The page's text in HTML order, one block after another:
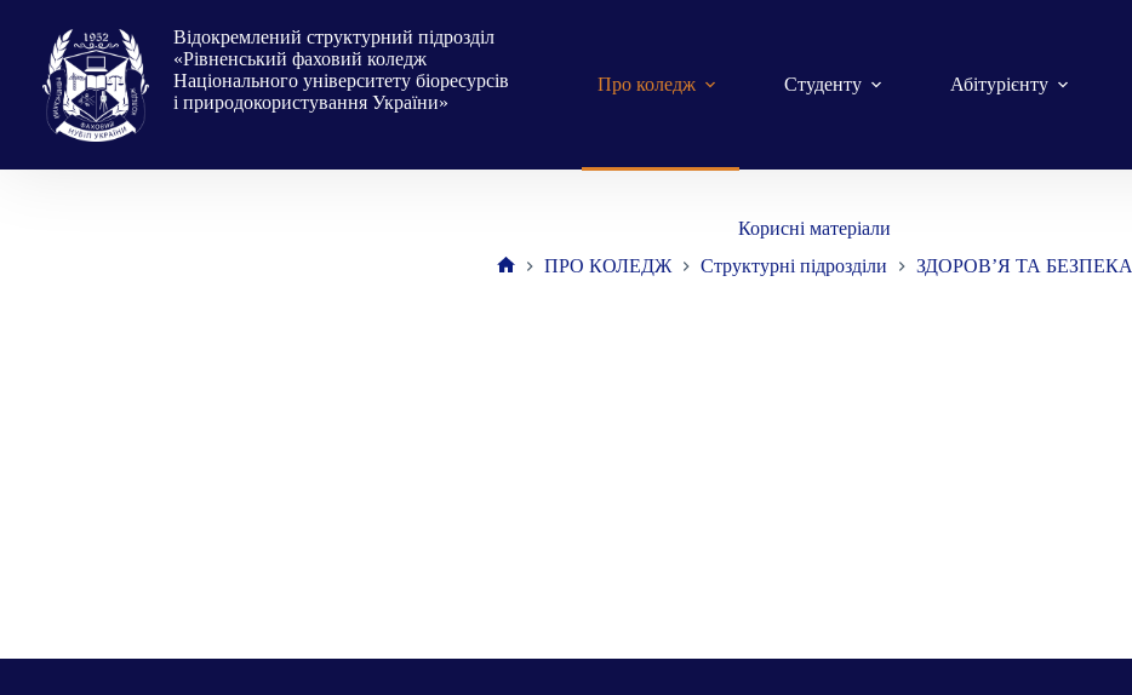
вмісту
Відокремлений структурний підрозділ
«Рівненський фаховий коледж
Національного університету біоресурсів
і природокористування України»
Про коледж Студенту Абітурієнту
Корисні матеріали
ПРО КОЛЕДЖ Структурні підрозділи ЗДОРОВ’Я ТА БЕЗПЕКА